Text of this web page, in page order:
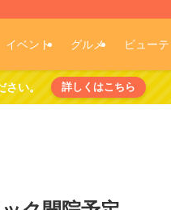
イベント グルメ ビュー
さい。 詳しくはこちら